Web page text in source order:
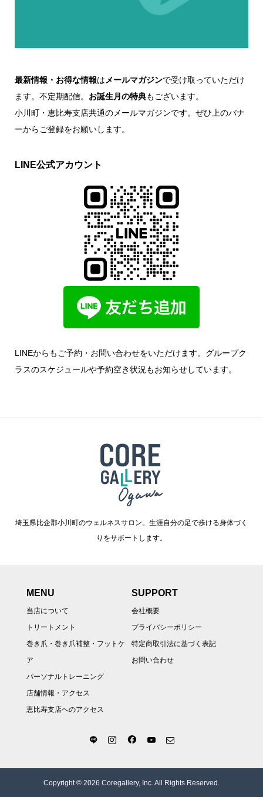
最新情報・お得な情報は メールマガジンで受け取っていただけ
ます。不定期配信。 お誕生月の特典もございます。
小川町・恵比寿支店共通のメールマガジンです。ぜひ上のバナ
ーからご登録をお願いします。
LINE公式アカウント
LINEからもご予約・お問い合わせをいただけます。グループク
ラスのスケジュールや予約空き状況もお知らせしています。
埼玉県比企郡小川町のウェルネスサロン。生涯自分の足で歩ける身体づく
りをサポートします。
MENU
当店について
トリートメント
巻き爪・巻き爪補整・フットケ
ア
パーソナルトレーニング
店舗情報・アクセス
恵比寿支店へのアクセス
SUPPORT
会社概要
プライバシーポリシー
特定商取引法に基づく表記
お問い合わせ
Copyright © 2026 Coregallery, Inc. All Rights Reserved.